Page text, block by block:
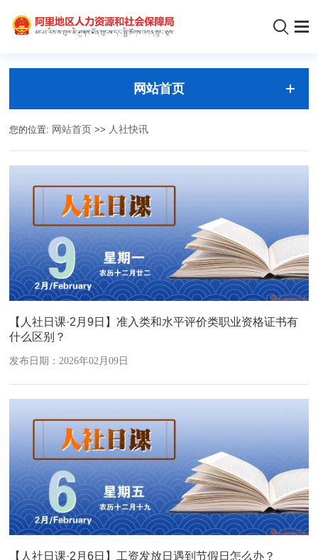
网站首页
您的位置: 网站首页 >> 人社快讯
【人社日课·2月9日】准入类和水平评价类职业资格证书有
什么区别？
发布日期：2026年02月09日
【人社日课·2月6日】工资发放日遇到节假日怎么办？